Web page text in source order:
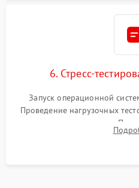
6. Стресс-
Запуск операционной
Проведение нагрузочных
для контроля температур.
USB-портов,